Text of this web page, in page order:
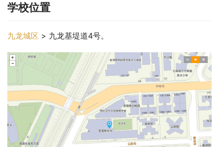
学校位置
九龙城区 > 九龙基堤道4号。